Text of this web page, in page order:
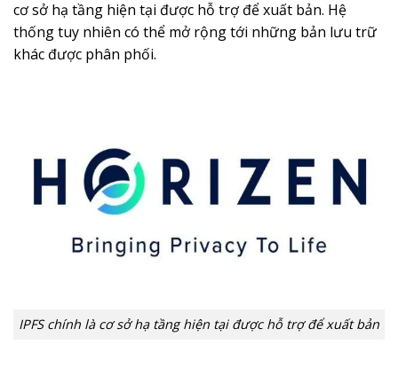
cơ sở hạ tầng hiện tại được hỗ trợ để xuất bản. Hệ
thống tuy nhiên có thể mở rộng tới những bản lưu trữ
khác được phân phối.
IPFS chính là cơ sở hạ tầng hiện tại được hỗ trợ để xuất bản